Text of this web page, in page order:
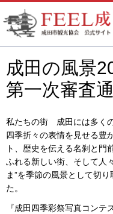
FEEL成田 成田市観光協会
サイト
成田の風景
第一次審査
私たちの街 成田には多く
四季折々の表情を見せる豊
ト、歴史を伝える名刹と門
ふれる新しい街、そして人
ま”を季節の風景として切
た。
『成田四季彩祭写真コン